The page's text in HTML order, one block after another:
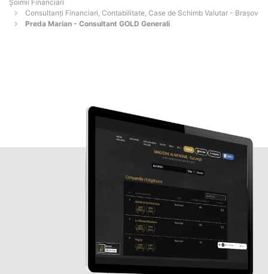
Șoimii Financiari
Consultanți Financiari, Contabilitate, Case de Schimb Valutar - Braşov
Preda Marian - Consultant GOLD Generali